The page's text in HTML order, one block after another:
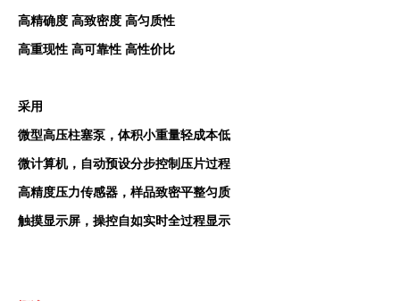
高精确度 高致密度 高匀质性
高重现性 高可靠性 高性价比
采用
微型高压柱塞泵 ，体积小重量轻成本低
微计算机，自动预设分步控制压片过程
高精度压力传感器，样品致密平整匀质
触摸显示屏，操控自如实时全过程显示